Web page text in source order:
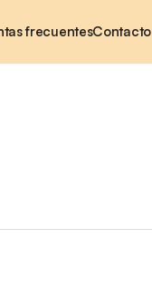
frecuentesContacto